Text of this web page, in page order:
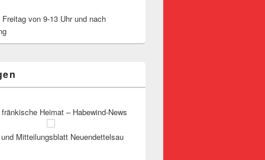
von 9-13 Uhr und nach
Heimat – Habewind-News
Mitteilungsblatt Neuendettelsau